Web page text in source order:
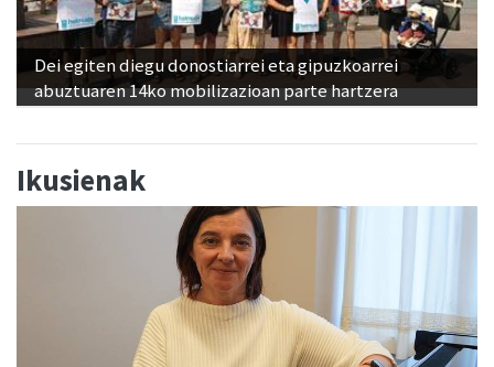
Dei egiten diegu donostiarrei eta gipuzkoarrei
abuztuaren 14ko mobilizazioan parte hartzera
Ikusienak